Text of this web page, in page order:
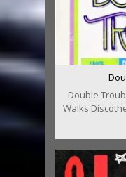
Double
Walks